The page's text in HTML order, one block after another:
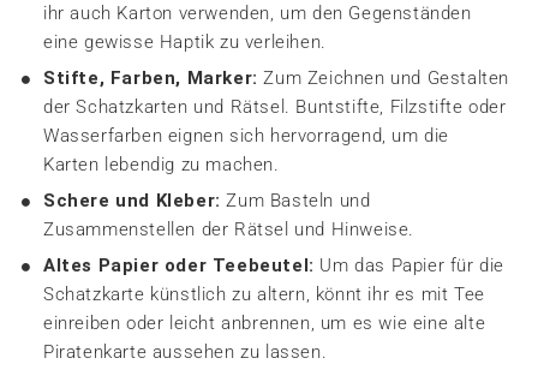
ihr auch Karton verwenden, um den Gegenständen
eine gewisse Haptik zu verleihen.
Stifte, Farben, Marker: Zum Zeichnen und Gestalten
der Schatzkarten und Rätsel. Buntstifte, Filzstifte oder
Wasserfarben eignen sich hervorragend, um die
Karten lebendig zu machen.
Schere und Kleber: Zum Basteln und
Zusammenstellen der Rätsel und Hinweise.
Altes Papier oder Teebeutel: Um das Papier für die
Schatzkarte künstlich zu altern, könnt ihr es mit Tee
einreiben oder leicht anbrennen, um es wie eine alte
Piratenkarte aussehen zu lassen.